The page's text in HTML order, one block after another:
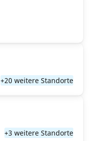
+20 weitere Standorte
+3 weitere Standorte